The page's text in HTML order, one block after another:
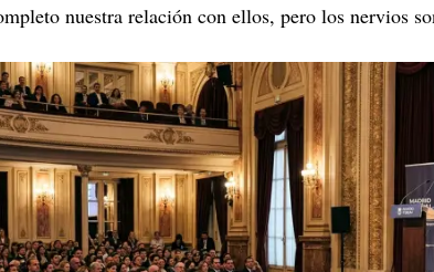
nuestra relación con ellos, pero los nervios